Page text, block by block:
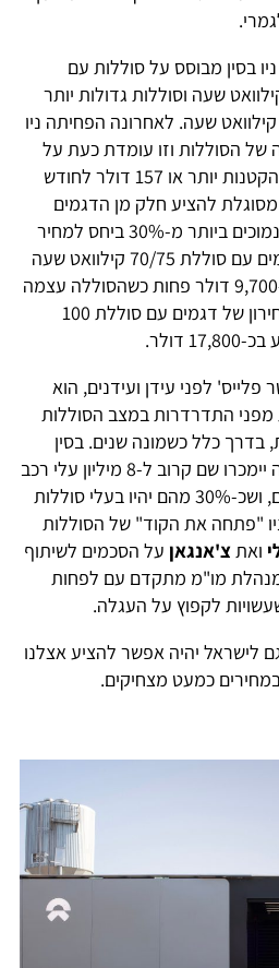
בסין מבוסס על סוללות עם
אנרגיה של 70/75 קילוואט שעה וסוללות גדולות יותר
עם תכולת אנרגיה של 100 קילוואט שעה. לאחרונה הפחיתה ניו
של הסוללות וזו עומדת כעת על
100 דולר לחודש לסוללות הקטנות יותר או 157 דולר לחודש
קוט"ש. ניו מסוגלת להציע חלק מן הדגמים
שלה ללא סוללה במחירים נמוכים ביותר מ-30% ביחס למחיר
המחירון שלהם. למשל, דגמים עם סוללת 70/75 קילוואט שעה
נמכרים בממוצע תמורת כ-9,700 דולר פחות כשהסוללה עצמה
מושכרת ללקוח, ומחיר המחירון של דגמים עם סוללת 100
דולר.
פלייס' לפני עידן ועידנים, הוא
התדרדרות במצב הסוללות
כלל כשמונה שנים. בסין
מעריכים שכבר בשנה הבאה יימכרו שם קרוב ל-8 מיליון עלי רכב
חשמליים והיברידים-נטענים, ושכ-30% מהם יהיו בעלי סוללות
"פתחה את הקוד" של הסוללות
ואתצ'אנגאן על הסכמים לשיתוף
מנהלת מו"מ מתקדם עם לפחות
לקפוץ על העגלה.
לישראל יהיה אפשר להציע אצלנו
כמעט מצחיקים.